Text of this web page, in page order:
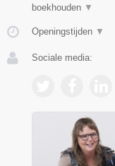
boekhouden ▼
Openingstijden ▼
Sociale media: